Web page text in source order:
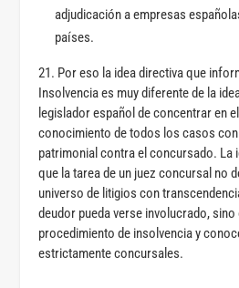
adjudicación a empresas
países.
21. Por eso la idea directiva que
Insolvencia es muy diferente de la
legislador español de concentrar en
conocimiento de todos los casos
patrimonial contra el concursado. La
que la tarea de un juez concursal no
universo de litigios con
deudor pueda verse involucrado, sino
procedimiento de insolvencia y
estrictamente concursales.